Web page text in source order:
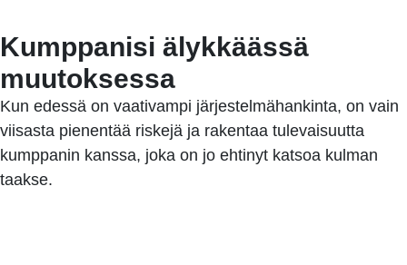
Kumppanisi älykkäässä
muutoksessa
Kun edessä on vaativampi järjestelmähankinta, on vain
viisasta pienentää riskejä ja rakentaa tulevaisuutta
kumppanin kanssa, joka on jo ehtinyt katsoa kulman
taakse.